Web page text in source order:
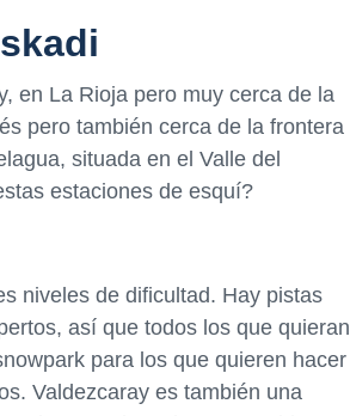
en La Rioja pero muy cerca de la
pero también cerca de la frontera
situada en el Valle del
estaciones de esquí?
niveles de dificultad. Hay pistas
así que todos los que quieran
para los que quieren hacer
Valdezcaray es también una